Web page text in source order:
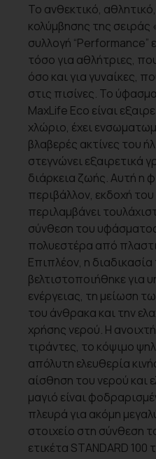
Το ανθεκτικό,
κολύμβησης της
συλλογή “Performance”
τόσο για αθλήτριες,
όσο και για γυναίκες,
στις πισίνες. Το
MaxLife Eco είναι
χλώριο, έχει
βλαβερές ακτίνες του
στεγνώνει εξαιρετικά
διάρκεια ζωής. Αυτή η
περιβάλλον, εκδοχή
περιλαμβάνει
σύνθεση του
πολυεστέρα από
Επιπλέον, η
βελτιστοποιήθηκε για
ενέργειας, τη μείωση
του άνθρακα και την
χρήσης νερού. Η
τιράντες, το κόψιμο
απόλυτη ελευθερία
αίσθηση του νερού και
μαγιό είναι
πλευρά για ακόμη
στοιχείο στη σύνθεση
ετικέτα STANDARD 100